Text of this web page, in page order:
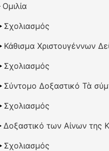
Ομιλία
Σχολιασμός
Σχολιασμός
Σχολιασμός
Σχολιασμός